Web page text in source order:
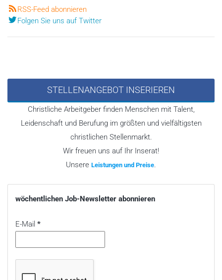
RSS-Feed abonnieren
Folgen Sie uns auf Twitter
STELLENANGEBOT INSERIEREN
Christliche Arbeitgeber finden Menschen mit Talent,
Leidenschaft und Berufung im größten und vielfältigsten
christlichen Stellenmarkt.
Wir freuen uns auf Ihr Inserat!
Unsere Leistungen und Preise.
wöchentlichen Job-Newsletter abonnieren
E-Mail *